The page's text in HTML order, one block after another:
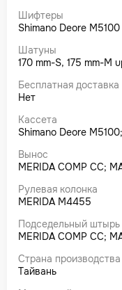
Шифтеры
Shimano Deore M5100
Шатуны
170 mm-S, 175 mm-M
Бесплатная доставка
Нет
Кассета
Shimano Deore M5100;
Вынос
MERIDA COMP CC;
Рулевая колонка
MERIDA M4455
Подседельный штырь
MERIDA COMP CC;
Страна производства
Тайвань